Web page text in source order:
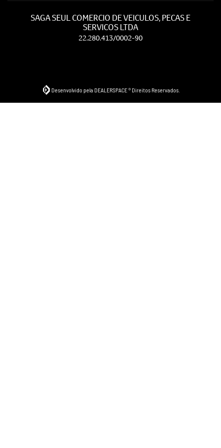
SAGA SEUL COMERCIO DE VEICULOS, PECAS E
SERVICOS LTDA
22.280.413/0002-90
Desenvolvido pela DEALERSPACE ® Direitos Reservados.